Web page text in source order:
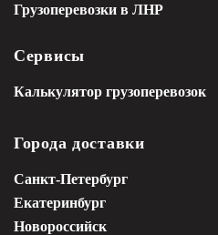
Грузоперевозки в ЛНР
Сервисы
Калькулятор грузоперевозок
Города доставки
Санкт-Петербург
Екатеринбург
Новороссийск